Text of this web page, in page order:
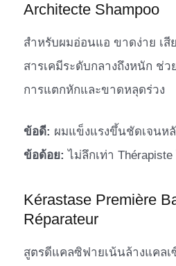
Architecte Shampoo
สำหรับผมอ่อนแอ ขาดง่าย เสี
สารเคมีระดับกลางถึงหนัก ช่ว
การแตกหักและขาดหลุดร่วง
ข้อดี: ผมแข็งแรงขึ้นชัดเจนหลั
ข้อด้อย: ไม่ลึกเท่า
Kérastase Première
Réparateur
สูตรดีแคลซิฟายเน้นล้างแคล